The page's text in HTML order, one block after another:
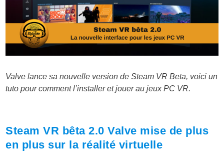
Valve lance sa nouvelle version de Steam VR Beta, voici un
tuto pour comment l’installer et jouer au jeux PC VR.
Steam VR bêta 2.0 Valve mise de plus
en plus sur la réalité virtuelle